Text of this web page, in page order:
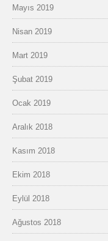
Mayıs 2019
Nisan 2019
Mart 2019
Şubat 2019
Ocak 2019
Aralık 2018
Kasım 2018
Ekim 2018
Eylül 2018
Ağustos 2018